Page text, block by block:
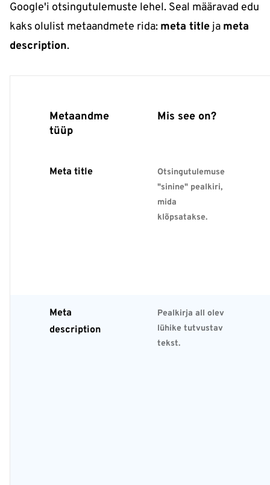
Google'i otsingutulemuste lehel. Seal määravad edu
kaks olulist metaandmete rida: meta title ja meta
description.
Metaandme
tüüp
Mis see on?
Meta title
Otsingutulemuse
"sinine" pealkiri,
mida
klõpsatakse.
Meta
description
Pealkirja all olev
lühike tutvustav
tekst.